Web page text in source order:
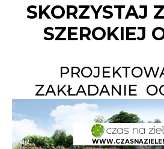
SKORZYSTAJ
SZEROKIEJ
ZAKŁADANIE